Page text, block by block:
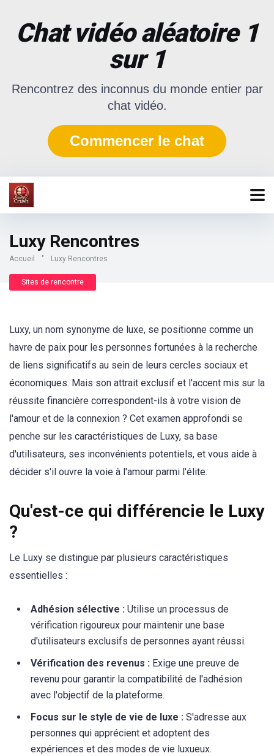
Chat vidéo aléatoire 1
sur 1
Rencontrez des inconnus du monde entier par
chat vidéo.
Commencer le chat
Luxy Rencontres
Accueil " Luxy Rencontres
Sites de rencontre
Luxy, un nom synonyme de luxe, se positionne comme un
havre de paix pour les personnes fortunées à la recherche
de liens significatifs au sein de leurs cercles sociaux et
économiques. Mais son attrait exclusif et l'accent mis sur la
réussite financière correspondent-ils à votre vision de
l'amour et de la connexion ? Cet examen approfondi se
penche sur les caractéristiques de Luxy, sa base
d'utilisateurs, ses inconvénients potentiels, et vous aide à
décider s'il ouvre la voie à l'amour parmi l'élite.
Qu'est-ce qui différencie le Luxy
?
Le Luxy se distingue par plusieurs caractéristiques
essentielles :
Adhésion sélective : Utilise un processus de
vérification rigoureux pour maintenir une base
d'utilisateurs exclusifs de personnes ayant réussi.
Vérification des revenus : Exige une preuve de
revenu pour garantir la compatibilité de l'adhésion
avec l'objectif de la plateforme.
Focus sur le style de vie de luxe : S'adresse aux
personnes qui apprécient et adoptent des
expériences et des modes de vie luxueux.